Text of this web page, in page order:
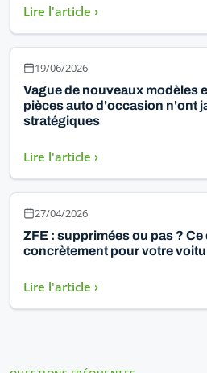
Lire l'article ›
19/06/2026
Vague de nouveaux modèles
pièces auto d'occasion n'ont
stratégiques
Lire l'article ›
27/04/2026
ZFE : supprimées ou pas ?
concrètement pour votre
Lire l'article ›